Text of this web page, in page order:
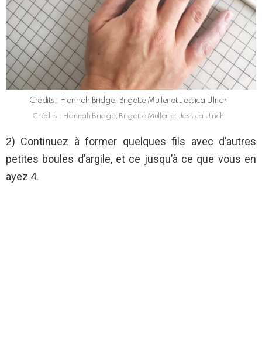
Crédits : Hannah Bridge, Brigette Muller et Jessica Ulrich
Crédits : Hannah Bridge, Brigette Muller et Jessica Ulrich
2) Continuez à former quelques fils avec d’autres
petites boules d’argile, et ce jusqu’à ce que vous en
ayez 4.